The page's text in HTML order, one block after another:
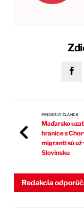
PREDOŠLÝ ČLÁNOK
Maďarsko
hranice s
migranti sú už
Slovinsku
Redakcia